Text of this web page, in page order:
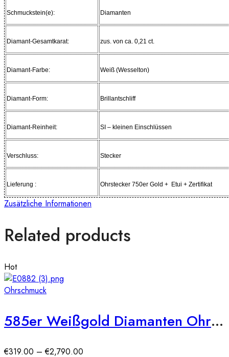
Schmuckstein(e): Diamanten
Diamant-Gesamtkarat: zus. von ca. 0,21 ct.
Diamant-Farbe: Weiß (Wesselton)
Diamant-Form: Brillantschliff
Diamant-Reinheit: SI – kleinen Einschlüssen
Verschluss: Stecker
Lieferung : Ohrstecker 750er Gold + Etui + Zertifikat
Zusätzliche Informationen
Related products
Hot
Ohrschmuck
585er Weißgold Diamanten Ohrstecker Spannfassung Solitaire
€319.00 –€2,790.00